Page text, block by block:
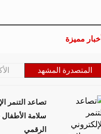
أخبار مميزة
المتصدرة المشهد
تصاعد التنمر
سلامة الأطفال
الرقمي